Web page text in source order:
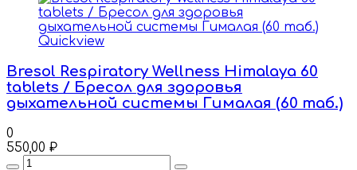
Quickview
Bresol Respiratory Wellness Himalaya 60
tablets / Бресол для здоровья
дыхательной системы Гималая (60 таб.)
0
550,00 ₽
Quantity